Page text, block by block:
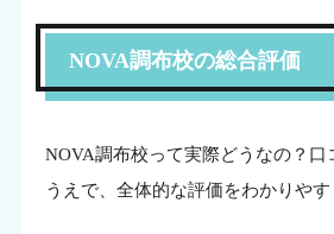
NOVA調布校の総合評価
NOVA調布校って実際どうなの？口
うえで、全体的な評価をわかりやす